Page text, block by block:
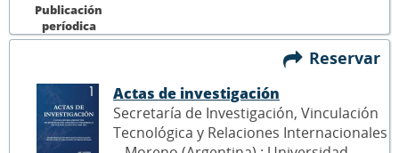
Publicación
períodica
Reservar
Actas de investigación
Secretaría de Investigación, Vinculación
Tecnológica y Relaciones Internacionales